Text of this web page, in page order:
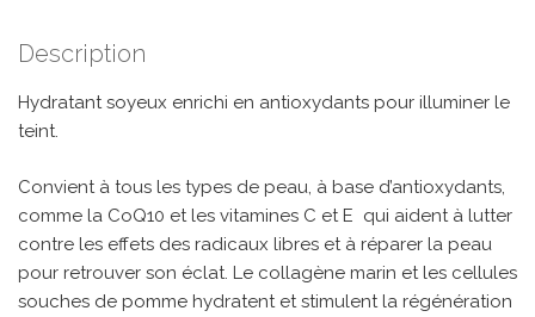
Description
Hydratant soyeux enrichi en antioxydants pour illuminer le
teint.
Convient à tous les types de peau, à base d’antioxydants,
comme la CoQ10 et les vitamines C et E qui aident à lutter
contre les effets des radicaux libres et à réparer la peau
pour retrouver son éclat. Le collagène marin et les cellules
souches de pomme hydratent et stimulent la régénération